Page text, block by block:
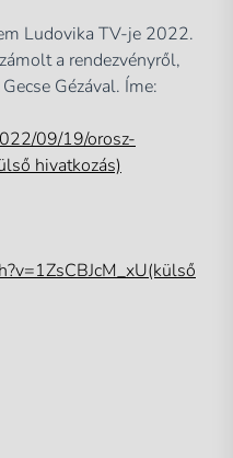
Ludovika TV-je 2022.
a rendezvényről,
Gézával. Íme:
09/19/orosz-
hivatkozás)